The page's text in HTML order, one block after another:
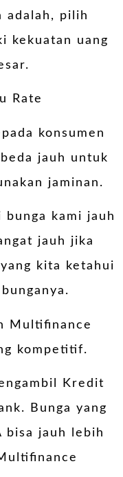
adalah, pilih
kekuatan uang
Rate
konsumen
jauh untuk
jaminan.
kami jauh
jauh jika
kita ketahui
Multifinance
kompetitif.
Kredit
Bunga yang
bisa jauh lebih